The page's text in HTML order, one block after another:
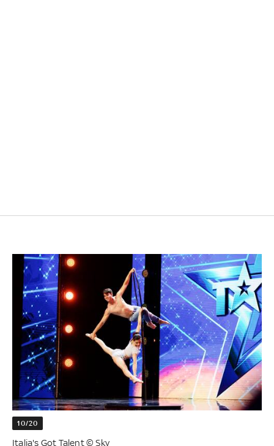
10/20
Italia's Got Talent © Sky